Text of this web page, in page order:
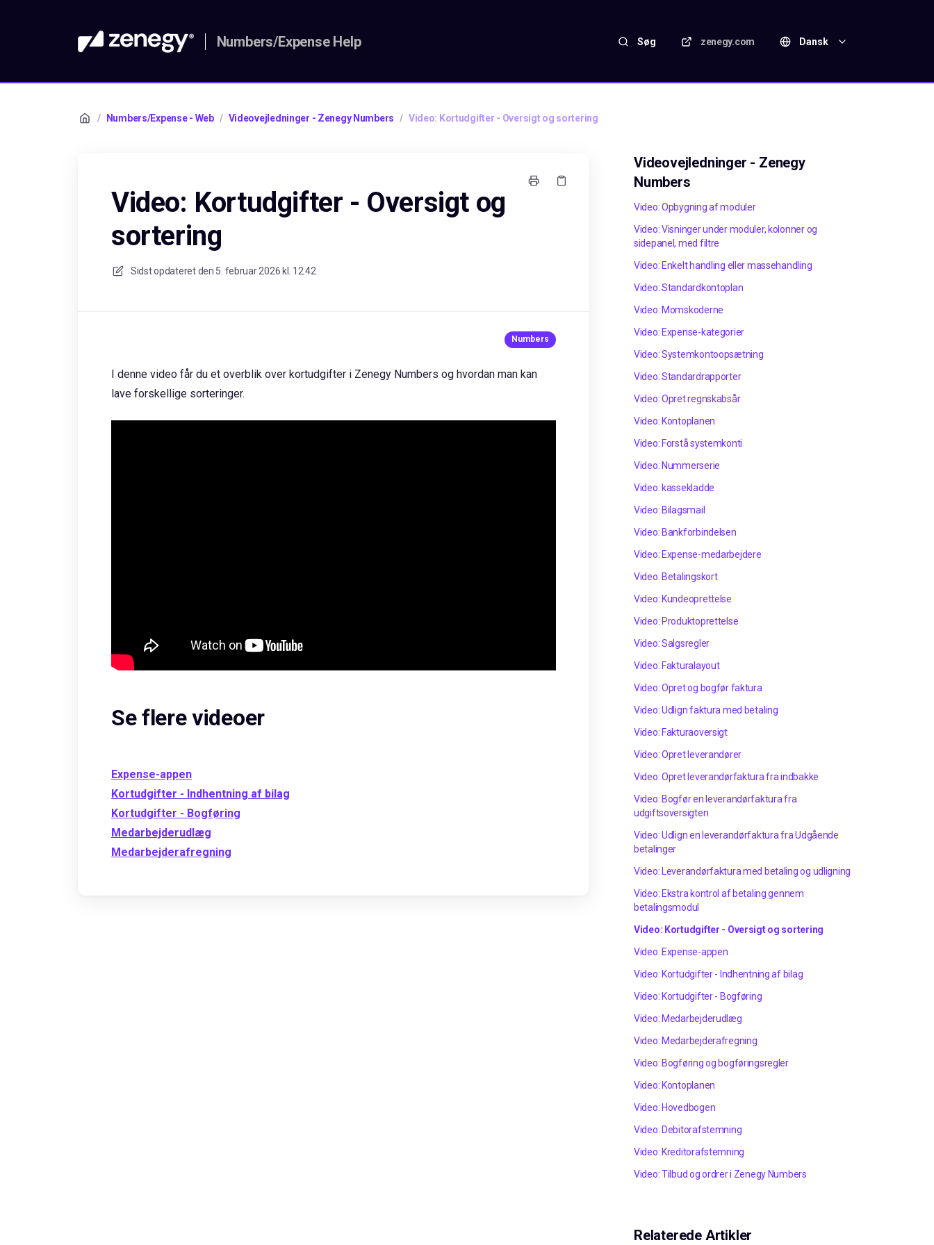
Numbers/Expense Help Søg zenegy.com Dansk
/ Numbers/Expense - Web / Videovejledninger - Zenegy Numbers / Video: Kortudgifter - Oversigt og sortering
Video: Kortudgifter - Oversigt og
sortering
Sidst opdateret den 5. februar 2026 kl. 12.42
I denne video får du et overblik over kortudgifter i Zenegy Numbers og hvordan man kan
lave forskellige sorteringer.
Se flere videoer
Expense-appen
Kortudgifter - Indhentning af bilag
Kortudgifter - Bogføring
Medarbejderudlæg
Medarbejderafregning
Videovejledninger - Zenegy
Numbers
Video: Opbygning af moduler
Video: Visninger under moduler, kolonner og
sidepanel, med filtre
Video: Enkelt handling eller massehandling
Video: Standardkontoplan
Video: Momskoderne
Video: Expense-kategorier
Video: Systemkontoopsætning
Video: Standardrapporter
Video: Opret regnskabsår
Video: Kontoplanen
Video: Forstå systemkonti
Video: Nummerserie
Video: kassekladde
Video: Bilagsmail
Video: Bankforbindelsen
Video: Expense-medarbejdere
Video: Betalingskort
Video: Kundeoprettelse
Video: Produktoprettelse
Video: Salgsregler
Video: Fakturalayout
Video: Opret og bogfør faktura
Video: Udlign faktura med betaling
Video: Fakturaoversigt
Video: Opret leverandører
Video: Opret leverandørfaktura fra indbakke
Video: Bogfør en leverandørfaktura fra
udgiftsoversigten
Video: Udlign en leverandørfaktura fra Udgående
betalinger
Video: Leverandørfaktura med betaling og udligning
Video: Ekstra kontrol af betaling gennem
betalingsmodul
Video: Kortudgifter - Oversigt og sortering
Video: Expense-appen
Video: Kortudgifter - Indhentning af bilag
Video: Kortudgifter - Bogføring
Video: Medarbejderudlæg
Video: Medarbejderafregning
Video: Bogføring og bogføringsregler
Video: Kontoplanen
Video: Hovedbogen
Video: Debitorafstemning
Video: Kreditorafstemning
Video: Tilbud og ordrer i Zenegy Numbers
Relaterede Artikler